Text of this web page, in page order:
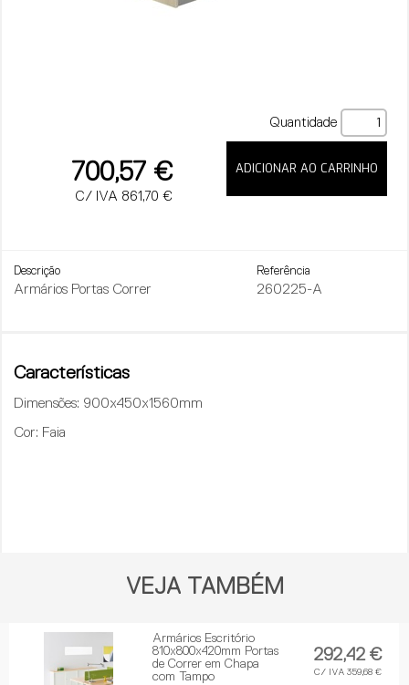
700,57 €
C/ IVA 861,70 €
Quantidade
Descrição
Armários Portas Correr
Referência
260225-A
Características
Dimensões: 900x450x1560mm
Cor: Faia
VEJA TAMBÉM
Armários Escritório
810x800x420mm Portas
de Correr em Chapa
com Tampo
292,42 €
C/ IVA 359,68 €